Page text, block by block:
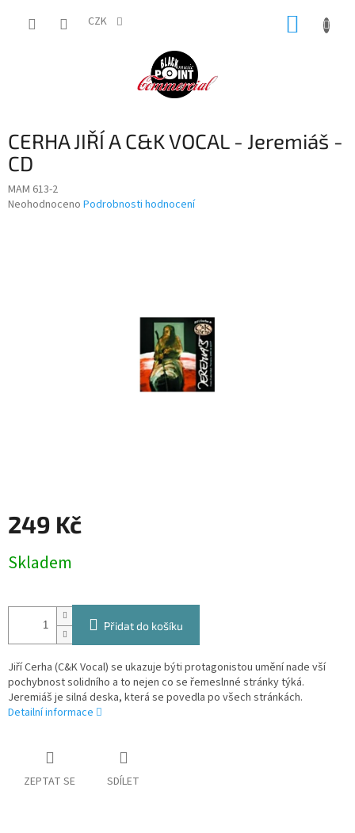
CZK
CERHA JIŘÍ A C&K VOCAL - Jeremiáš -
CD
MAM 613-2
Průměrné
Neohodnoceno Podrobnosti hodnocení
249 Kč
cena:
Skladem
Přidat do košíku
Jiří Cerha (C&K Vocal) se ukazuje býti protagonistou umění nade vší
pochybnost solidního a to nejen co se řemeslnné stránky týká.
Jeremiáš je silná deska, která se povedla po všech stránkách.
Detailní informace
ZEPTAT SE SDÍLET